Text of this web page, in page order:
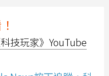
技玩家》YouTube